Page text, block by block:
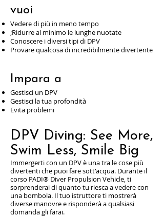
vuoi
Vedere di più in meno tempo
;Ridurre al minimo le lunghe nuotate
Conoscere i diversi tipi di DPV
Provare qualcosa di incredibilmente divertente
Impara a
Gestisci un DPV
Gestisci la tua profondità
Evita problemi
DPV Diving: See More,
Swim Less, Smile Big
Immergerti con un DPV è una tra le cose più
divertenti che puoi fare sott'acqua. Durante il
corso PADI® Diver Propulsion Vehicle, ti
sorprenderai di quanto tu riesca a vedere con
una bombola. Il tuo istruttore ti mostrerà
diverse manovre e risponderà a qualsiasi
domanda gli farai.